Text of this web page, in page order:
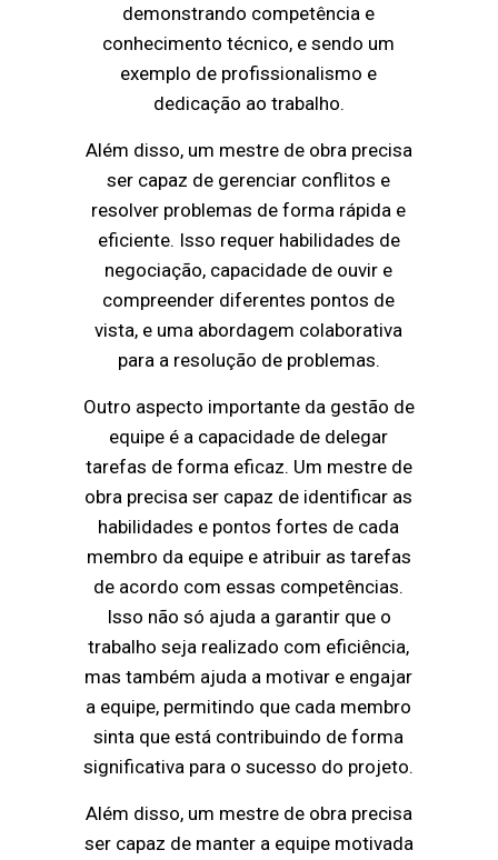
demonstrando competência e
conhecimento técnico, e sendo um
exemplo de profissionalismo e
dedicação ao trabalho.
Além disso, um mestre de obra precisa
ser capaz de gerenciar conflitos e
resolver problemas de forma rápida e
eficiente. Isso requer habilidades de
negociação, capacidade de ouvir e
compreender diferentes pontos de
vista, e uma abordagem colaborativa
para a resolução de problemas.
Outro aspecto importante da gestão de
equipe é a capacidade de delegar
tarefas de forma eficaz. Um mestre de
obra precisa ser capaz de identificar as
habilidades e pontos fortes de cada
membro da equipe e atribuir as tarefas
de acordo com essas competências.
Isso não só ajuda a garantir que o
trabalho seja realizado com eficiência,
mas também ajuda a motivar e engajar
a equipe, permitindo que cada membro
sinta que está contribuindo de forma
significativa para o sucesso do projeto.
Além disso, um mestre de obra precisa
ser capaz de manter a equipe motivada